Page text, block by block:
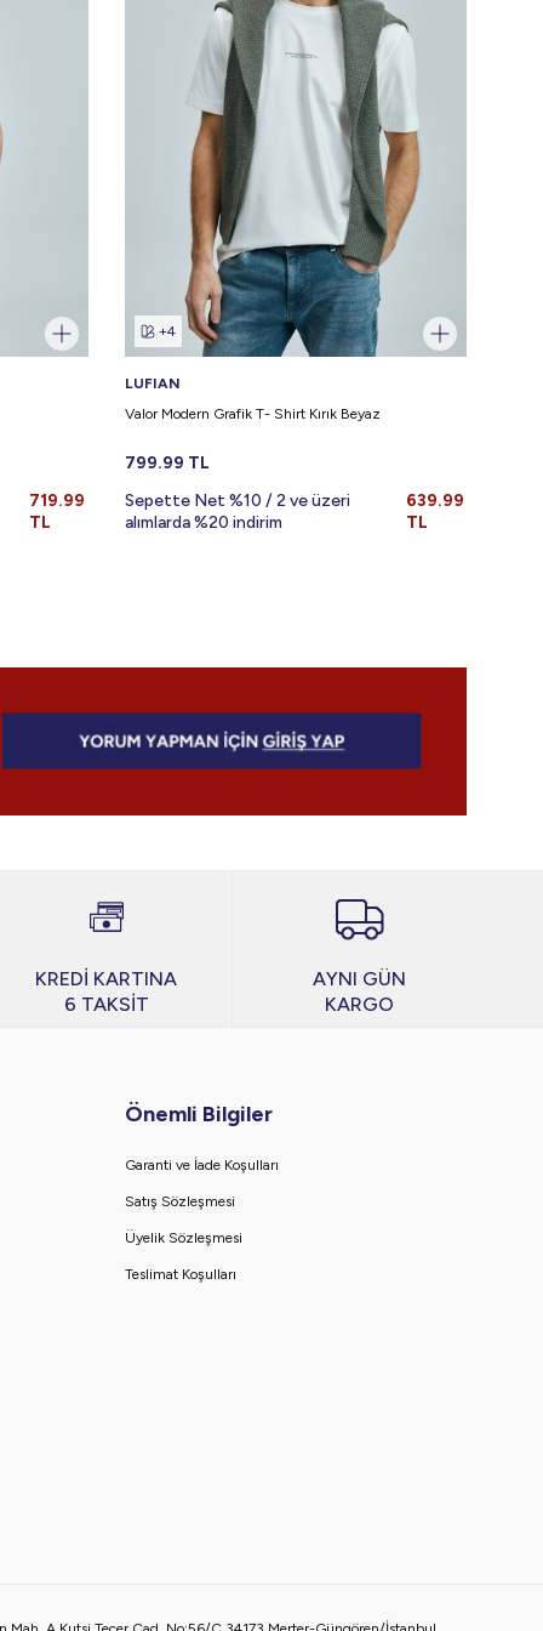
719.99
TL
+4
LUFIAN
Valor Modern Grafik T- Shirt Kırık Beyaz
799.99 TL
Sepette Net %10 / 2 ve üzeri
alımlarda %20 indirim
639.99
TL
KREDİ KARTINA
6 TAKSİT
AYNI GÜN
KARGO
Önemli Bilgiler
Garanti ve İade Koşulları
Satış Sözleşmesi
Üyelik Sözleşmesi
Teslimat Koşulları